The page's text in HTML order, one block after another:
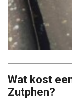
Wat kost
Zutphen?